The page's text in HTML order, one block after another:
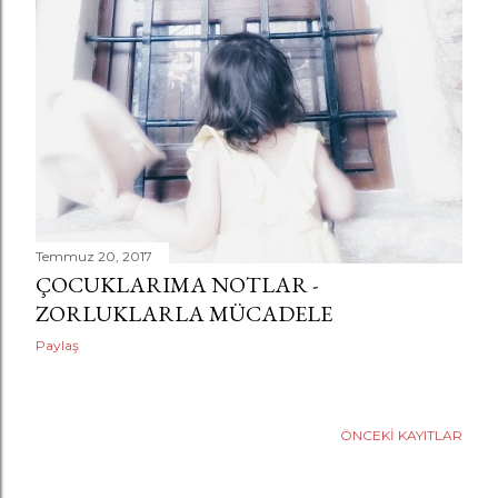
a
Temmuz 20, 2017
ÇOCUKLARIMA NOTLAR -
ZORLUKLARLA MÜCADELE
Paylaş
ÖNCEKI KAYITLAR